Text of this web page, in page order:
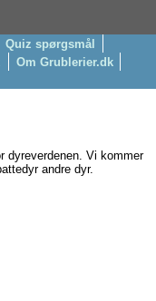
Quiz spørgsmål
Om Grublerier.dk
dyreverdenen. Vi kommer
andre dyr.